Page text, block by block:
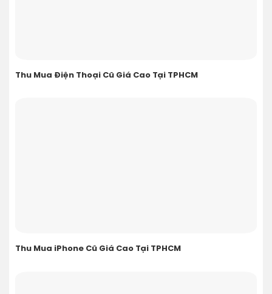
Thu Mua Điện Thoại Cũ Giá Cao Tại TPHCM
Thu Mua iPhone Cũ Giá Cao Tại TPHCM